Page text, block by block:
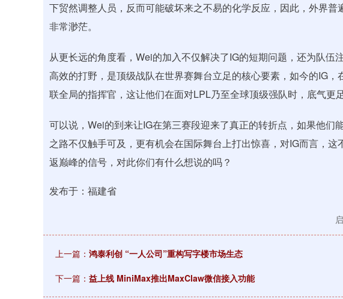
下贸然调整人员，反而可能破坏来之不易的化学反应，因此，外界
非常渺茫。
从更长远的角度看，Wei的加入不仅解决了IG的短期问题，还为队伍
高效的打野，是顶级战队在世界赛舞台立足的核心要素，如今的IG
联全局的指挥官，这让他们在面对LPL乃至全球顶级强队时，底气更足
可以说，Wei的到来让IG在第三赛段迎来了真正的转折点，如果他们
之路不仅触手可及，更有机会在国际舞台上打出惊喜，对IG而言，
返巅峰的信号，对此你们有什么想说的吗？
发布于：福建省
上一篇： 鸿泰利创 “一人公司”重构写字楼市场生态
下一篇： 益上线 MiniMax推出MaxClaw微信接入功能